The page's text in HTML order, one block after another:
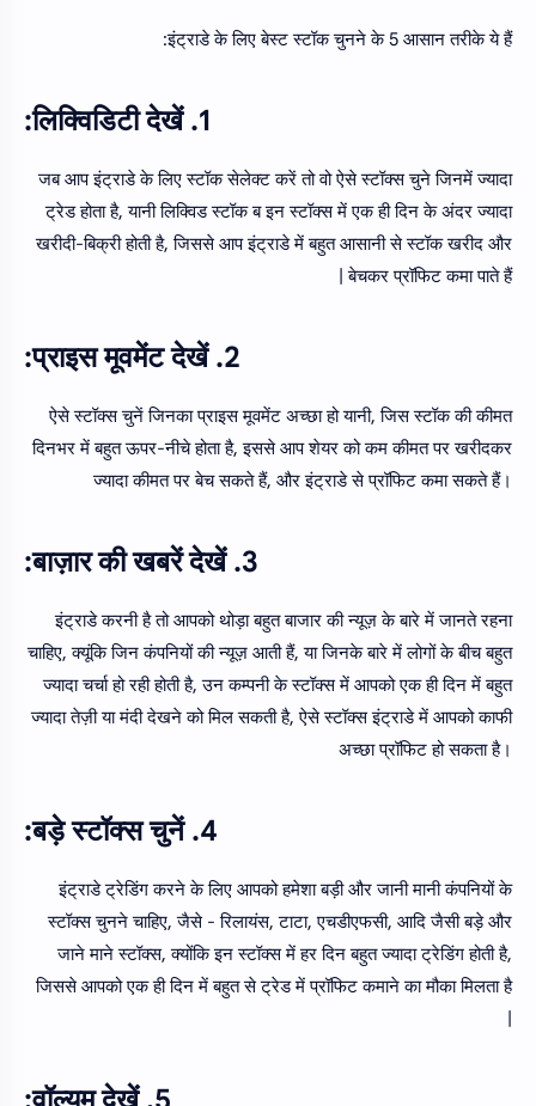
इंट्राडे के लिए बेस्ट स्टॉक चुनने के 5 आसान तरीके ये हैं:
1. लिक्विडिटी देखें:
जब आप इंट्राडे के लिए स्टॉक सेलेक्ट करें तो वो ऐसे स्टॉक्स चुने जिनमें ज्यादा
ट्रेड होता है, यानी लिक्विड स्टॉक ब इन स्टॉक्स में एक ही दिन के अंदर ज्यादा
खरीदी-बिक्री होती है, जिससे आप इंट्राडे में बहुत आसानी से स्टॉक खरीद और
बेचकर प्रॉफिट कमा पाते हैं |
2. प्राइस मूवमेंट देखें:
ऐसे स्टॉक्स चुनें जिनका प्राइस मूवमेंट अच्छा हो यानी, जिस स्टॉक की कीमत
दिनभर में बहुत ऊपर-नीचे होता है, इससे आप शेयर को कम कीमत पर खरीदकर
ज्यादा कीमत पर बेच सकते हैं, और इंट्राडे से प्रॉफिट कमा सकते हैं।
3. बाज़ार की खबरें देखें:
इंट्राडे करनी है तो आपको थोड़ा बहुत बाजार की न्यूज़ के बारे में जानते रहना
चाहिए, क्यूंकि जिन कंपनियों की न्यूज़ आती हैं, या जिनके बारे में लोगों के बीच बहुत
ज्यादा चर्चा हो रही होती है, उन कम्पनी के स्टॉक्स में आपको एक ही दिन में बहुत
ज्यादा तेज़ी या मंदी देखने को मिल सकती है, ऐसे स्टॉक्स इंट्राडे में आपको काफी
अच्छा प्रॉफिट हो सकता है।
4. बड़े स्टॉक्स चुनें:
इंट्राडे ट्रेडिंग करने के लिए आपको हमेशा बड़ी और जानी मानी कंपनियों के
स्टॉक्स चुनने चाहिए, जैसे - रिलायंस, टाटा, एचडीएफसी, आदि जैसी बड़े और
जाने माने स्टॉक्स, क्योंकि इन स्टॉक्स में हर दिन बहुत ज्यादा ट्रेडिंग होती है,
जिससे आपको एक ही दिन में बहुत से ट्रेड में प्रॉफिट कमाने का मौका मिलता है